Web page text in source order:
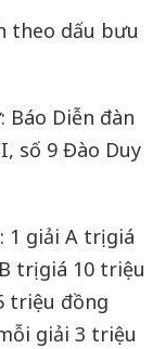
theo dấu bưu
Báo Diễn đàn
số 9 Đào Duy
giải A trị giá
trị giá 10 triệu
triệu đồng
giải 3 triệu